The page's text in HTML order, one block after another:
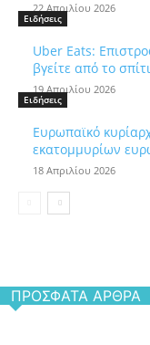
22 Απριλίου 2026
Ειδήσεις
Uber Eats:
βγείτε από το σπίτι
19 Απριλίου 2026
Ειδήσεις
Ευρωπαϊκό
εκατομμυρίων
18 Απριλίου 2026
ΠΡΌΣΦΑΤΑ ΆΡΘΡΑ